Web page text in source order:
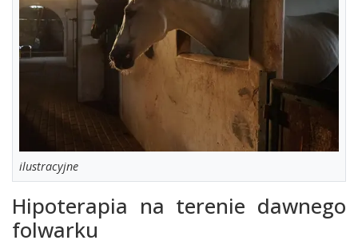
ilustracyjne
Hipoterapia na terenie dawnego
folwarku